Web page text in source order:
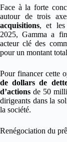
Face à la forte
autour de trois
acquisitions, et
2025, Gamma a
acteur clé des
pour un montant
Pour financer cette
de dollars de
d’actions de 50
dirigeants dans la
la société.
Renégociation du